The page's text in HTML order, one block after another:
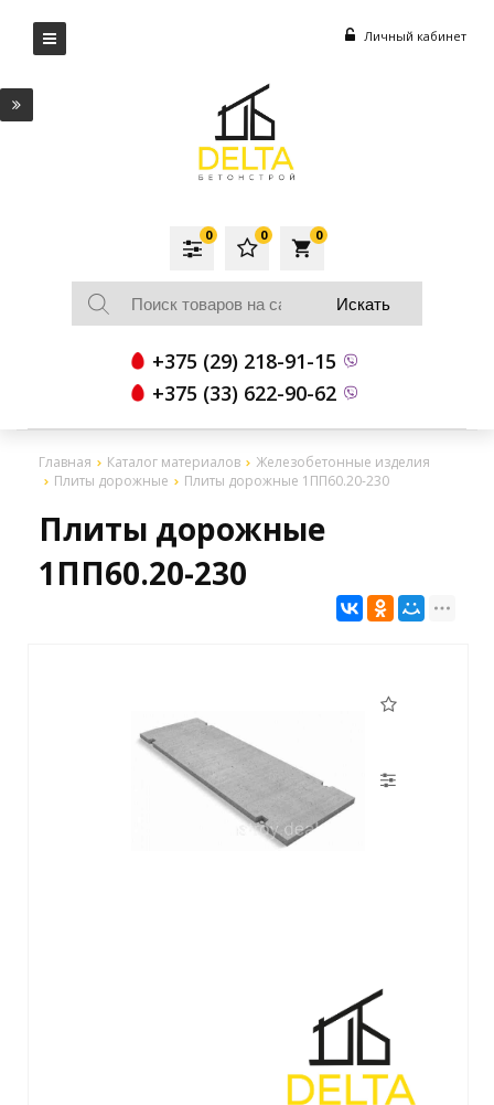
Личный кабинет
local_grocery_store
0
0
0
+375 (29) 218-91-15
+375 (33) 622-90-62
Главная Каталог материалов
Железобетонные изделия
Плиты дорожные
Плиты дорожные 1ПП60.20-230
Плиты дорожные
1ПП60.20-230